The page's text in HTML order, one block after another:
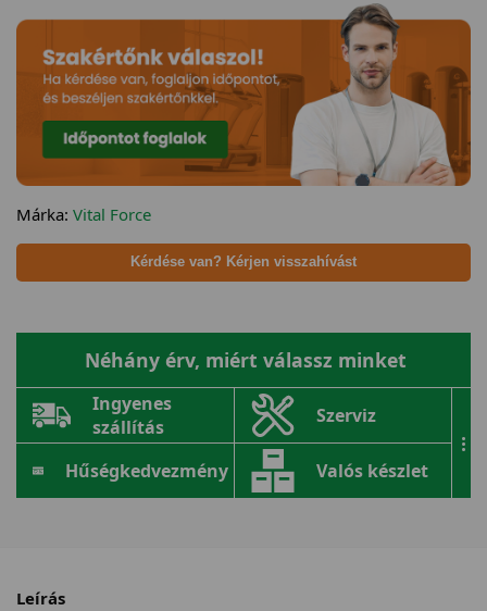
Márka: Vital Force
Kérdése van? Kérjen visszahívást
Néhány érv, miért válassz minket
Ingyenes
szállítás
Szerviz
Hűségkedvezmény Valós készlet
...
Leírás